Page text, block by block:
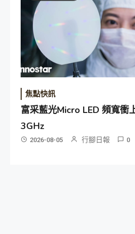
焦點快訊
富采藍光Micro LED 頻寬衝
3GHz
2026-08-05 行腳日報 0